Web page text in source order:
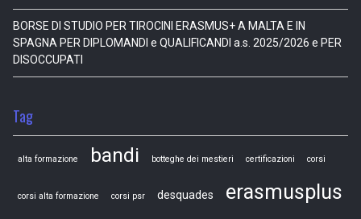
BORSE DI STUDIO PER TIROCINI ERASMUS+ A MALTA E IN
SPAGNA PER DIPLOMANDI e QUALIFICANDI a.s. 2025/2026 e PER
DISOCCUPATI
Tag
alta formazione bandi botteghe dei mestieri certificazioni corsi
corsi alta formazione corsi psr desquades erasmusplus